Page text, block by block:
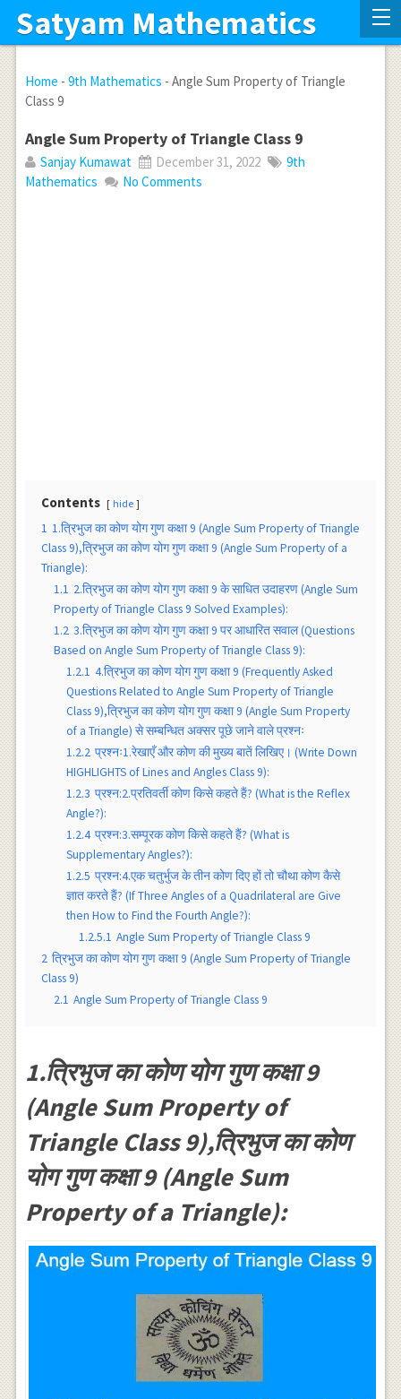
Satyam Mathematics
Home - 9th Mathematics - Angle Sum Property of Triangle
Class 9
Angle Sum Property of Triangle Class 9
Sanjay Kumawat December 31, 2022
9th
Mathematics
No Comments
Contents hide
1 1.त्रिभुज का कोण योग गुण कक्षा 9 (Angle Sum Property of Triangle
Class 9),त्रिभुज का कोण योग गुण कक्षा 9 (Angle Sum Property of a
Triangle):
1.1 2.त्रिभुज का कोण योग गुण कक्षा 9 के साधित उदाहरण (Angle Sum
Property of Triangle Class 9 Solved Examples):
1.2 3.त्रिभुज का कोण योग गुण कक्षा 9 पर आधारित सवाल (Questions
Based on Angle Sum Property of Triangle Class 9):
1.2.1 4.त्रिभुज का कोण योग गुण कक्षा 9 (Frequently Asked
Questions Related to Angle Sum Property of Triangle
Class 9),त्रिभुज का कोण योग गुण कक्षा 9 (Angle Sum Property
of a Triangle) से सम्बन्धित अक्सर पूछे जाने वाले प्रश्नः
1.2.2 प्रश्नः1.रेखाएँ और कोण की मुख्य बातें लिखिए। (Write Down
HIGHLIGHTS of Lines and Angles Class 9):
1.2.3 प्रश्न:2.प्रतिवर्ती कोण किसे कहते हैं? (What is the Reflex
Angle?):
1.2.4 प्रश्न:3.सम्पूरक कोण किसे कहते हैं? (What is
Supplementary Angles?):
1.2.5 प्रश्न:4.एक चतुर्भुज के तीन कोण दिए हों तो चौथा कोण कैसे
ज्ञात करते हैं? (If Three Angles of a Quadrilateral are Give
then How to Find the Fourth Angle?):
1.2.5.1 Angle Sum Property of Triangle Class 9
2 त्रिभुज का कोण योग गुण कक्षा 9 (Angle Sum Property of Triangle
Class 9)
2.1 Angle Sum Property of Triangle Class 9
1.त्रिभुज का कोण योग गुण कक्षा 9
(Angle Sum Property of
Triangle Class 9),त्रिभुज का कोण
योग गुण कक्षा 9 (Angle Sum
Property of a Triangle):